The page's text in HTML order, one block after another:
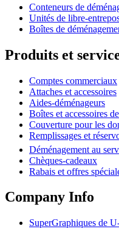
Conteneurs de
Unités de libre-
Boîtes de
Produits et
Comptes commerciaux
Attaches et accessoires
Aides-déménageurs
Boîtes et accessoires
Couverture pour les
Remplissages et
Déménagement au
Chèques-cadeaux
Rabais et offres
Company Info
SuperGraphiques de